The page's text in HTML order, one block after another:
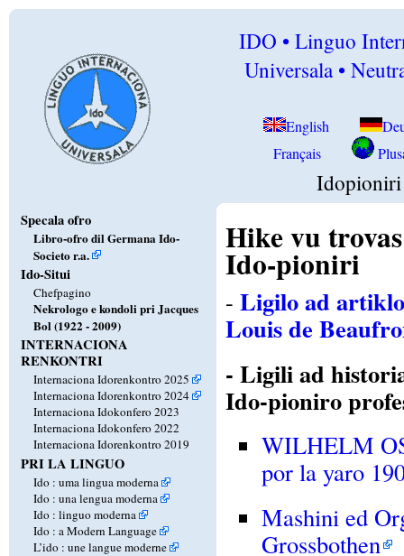
IDO • Linguo
Universala •
English
Français
Idopioniri
Specala ofro
Libro-ofro dil Germana Ido-
Societo r.a.
Ido-Situi
Chefpagino
Nekrologo e kondoli pri Jacques
Bol (1922 - 2009)
INTERNACIONA
RENKONTRI
Internaciona Idorenkontro 2025
Internaciona Idorenkontro 2024
Internaciona Idokonfero 2023
Internaciona Idokonfero 2022
Internaciona Idorenkontro 2019
PRI LA LINGUO
Ido : uma lingua moderna
Ido : una lengua moderna
Ido : linguo moderna
Ido : a Modern Language
L’ido : une langue moderne
Hike vu
Ido-pioniri
- Ligilo ad
Louis de
- Ligili ad
Ido-pioniro
WILHELM
por la yaro
Mashini ed
Grossbothen